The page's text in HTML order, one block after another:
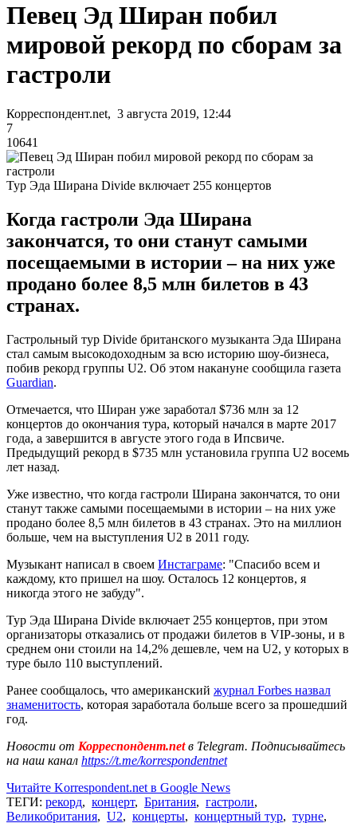
Певец Эд Ширан побил
мировой рекорд по сборам за
гастроли
Корреспондент.net, 3 августа 2019, 12:44
7
10641
Тур Эда Ширана Divide включает 255 концертов
Когда гастроли Эда Ширана
закончатся, то они станут самыми
посещаемыми в истории – на них уже
продано более 8,5 млн билетов в 43
странах.
Гастрольный тур Divide британского музыканта Эда Ширана
стал самым высокодоходным за всю историю шоу-бизнеса,
побив рекорд группы U2. Об этом накануне сообщила газета
Guardian.
Отмечается, что Ширан уже заработал $736 млн за 12
концертов до окончания тура, который начался в марте 2017
года, а завершится в августе этого года в Ипсвиче.
Предыдущий рекорд в $735 млн установила группа U2 восемь
лет назад.
Уже известно, что когда гастроли Ширана закончатся, то они
станут также самыми посещаемыми в истории – на них уже
продано более 8,5 млн билетов в 43 странах. Это на миллион
больше, чем на выступления U2 в 2011 году.
Музыкант написал в своем Инстаграме: "Спасибо всем и
каждому, кто пришел на шоу. Осталось 12 концертов, я
никогда этого не забуду".
Тур Эда Ширана Divide включает 255 концертов, при этом
организаторы отказались от продажи билетов в VIP-зоны, и в
среднем они стоили на 14,2% дешевле, чем на U2, у которых в
туре было 110 выступлений.
Ранее сообщалось, что американский журнал Forbes назвал
знаменитость, которая заработала больше всего за прошедший
год.
Новости от Корреспондент.netв Telegram. Подписывайтесь
на наш канал https://t.me/korrespondentnet
Читайте Korrespondent.net в Google News
ТЕГИ: рекорд, концерт, Британия, гастроли,
Великобритания, U2, концерты, концертный тур, турне,